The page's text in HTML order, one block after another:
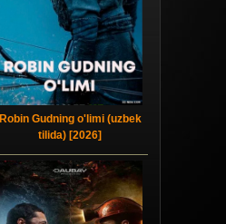
Robin Gudning o'limi (uzbek
tilida) [2026]